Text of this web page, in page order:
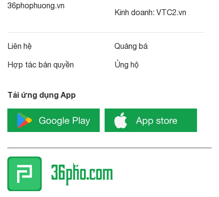
36phophuong.vn
Kinh doanh: VTC2.vn
Liên hệ
Hợp tác bản quyền
Quảng bá
Ủng hộ
Tải ứng dụng App